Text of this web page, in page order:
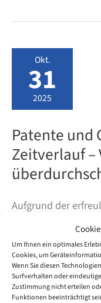
Um Ihnen ein optimales
Cookies, um
Wenn Sie diesen
Surfverhalten oder
Zustimmung nicht erteilen
Funktionen beeinträchtigt
Okt.
31
2025
Patente und
Zeitverlauf
Aufgrund der
jüngsten Beitrag
möchten wir nun
Entwicklung der
werfen. Wie hat
über das letzte